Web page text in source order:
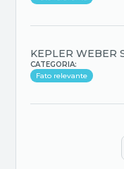
KEPLER WEBER
CATEGORIA:
Fato relevante